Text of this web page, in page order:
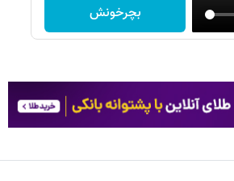
بچرخونش